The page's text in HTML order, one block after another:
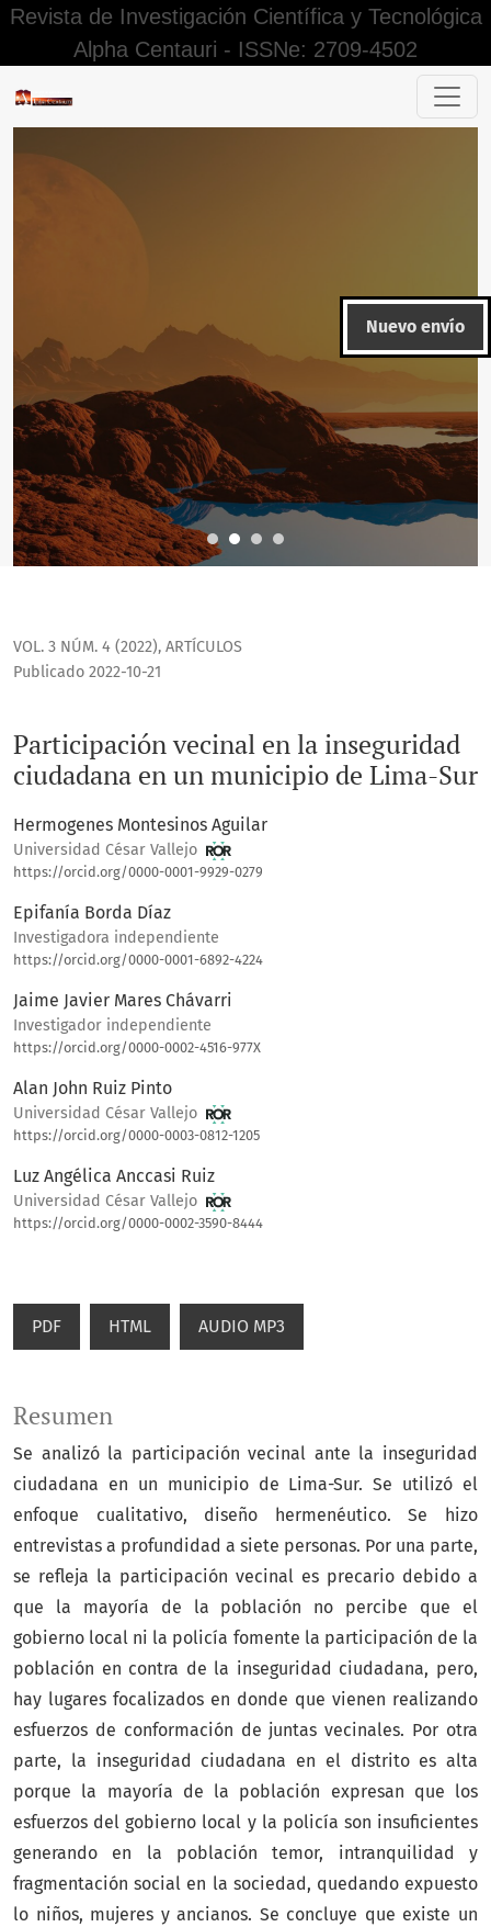
Revista de Investigación Científica y Tecnológica
Alpha Centauri - ISSNe: 2709-4502
Participación vecinal en la inseguridad ciudadana en un
Nuevo envío
VOL. 3 NÚM. 4 (2022), ARTÍCULOS
Participación vecinal en la inseguridad
ciudadana en un municipio de Lima-Sur
Publicado 2022-10-21
Hermogenes Montesinos Aguilar
Universidad César Vallejo
https://orcid.org/0000-0001-9929-0279
Epifanía Borda Díaz
Investigadora independiente
https://orcid.org/0000-0001-6892-4224
Jaime Javier Mares Chávarri
Investigador independiente
https://orcid.org/0000-0002-4516-977X
Alan John Ruiz Pinto
Universidad César Vallejo
https://orcid.org/0000-0003-0812-1205
Luz Angélica Anccasi Ruiz
Universidad César Vallejo
https://orcid.org/0000-0002-3590-8444
PDF HTML AUDIO MP3
Resumen
Se analizó la participación vecinal ante la inseguridad
ciudadana en un municipio de Lima-Sur. Se utilizó el
enfoque cualitativo, diseño hermenéutico. Se hizo
entrevistas a profundidad a siete personas. Por una parte,
se refleja la participación vecinal es precario debido a
que la mayoría de la población no percibe que el
gobierno local ni la policía fomente la participación de la
población en contra de la inseguridad ciudadana, pero,
hay lugares focalizados en donde que vienen realizando
esfuerzos de conformación de juntas vecinales. Por otra
parte, la inseguridad ciudadana en el distrito es alta
porque la mayoría de la población expresan que los
esfuerzos del gobierno local y la policía son insuficientes
generando en la población temor, intranquilidad y
fragmentación social en la sociedad, quedando expuesto
lo niños, mujeres y ancianos. Se concluye que existe un